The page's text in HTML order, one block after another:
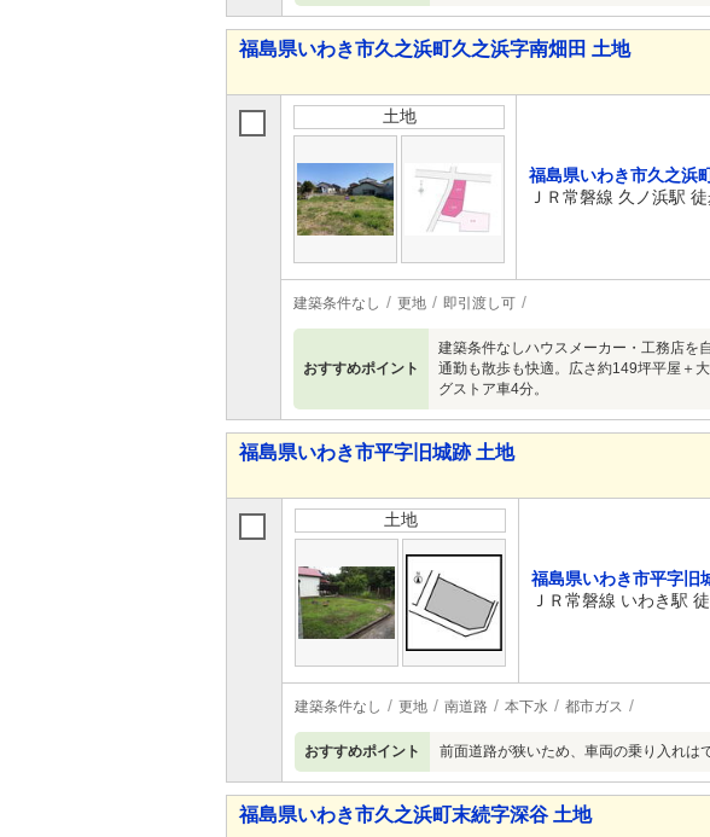
福島県いわき市久之浜町久之浜字南畑田 土地
土地
福島県いわき市久之浜
ＪＲ常磐線 久ノ浜駅
建築条件なし 更地 即引渡し可
おすすめポイント
建築条件なしハウスメーカー・工務店を
通勤も散歩も快適。広さ約149坪平屋＋
グストア車4分。
福島県いわき市平字旧城跡 土地
土地
福島県いわき市平字旧
ＪＲ常磐線 いわき駅
建築条件なし 更地 南道路 本下水 都市ガス
おすすめポイント 前面道路が狭いため、車両の乗り入れは
福島県いわき市久之浜町末続字深谷 土地